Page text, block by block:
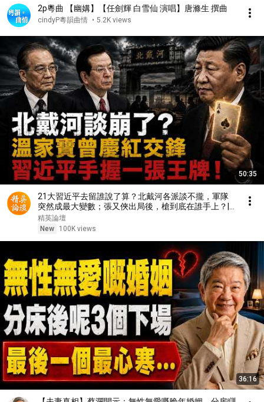
2p粵曲 【幽媾】【任劍輝 白雪仙 演唱】唐滌生 撰曲
cindyP粵韻曲情 • 5.2K views
50:35
21大習近平去留誰說了算？北戴河各派談不攏，軍隊
突然成最大變數；張又俠出局後，槍到底在誰手上？|
【#精英論壇】 #深度解析 #live
精英論壇
New
100K views
36:16